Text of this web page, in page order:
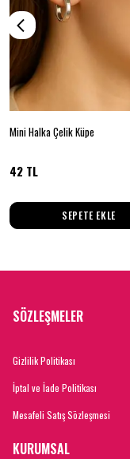
Mini Halka Çelik Küpe
42 TL
SEPETE EKLE
SÖZLEŞMELER
Gizlilik Politikası
İptal ve İade Politikası
Mesafeli Satış Sözleşmesi
KURUMSAL